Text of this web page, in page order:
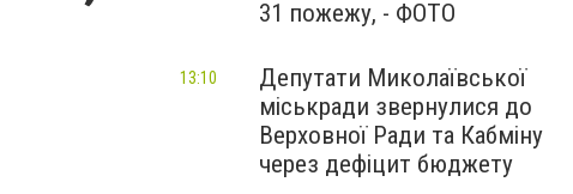
31 пожежу, - ФОТО
Депутати Миколаївської
міськради звернулися до
Верховної Ради та Кабміну
через дефіцит бюджету
13:10